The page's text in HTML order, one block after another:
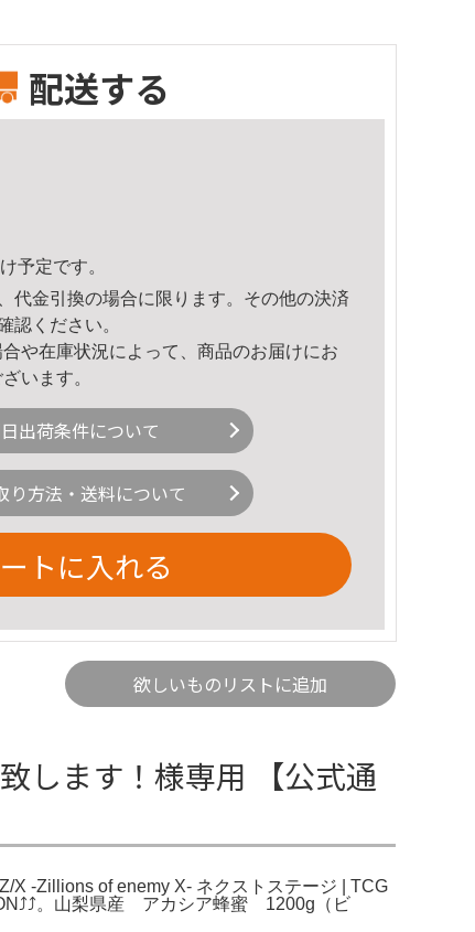
配送する
予定です。
代金引換の場合に限ります。その他の決済
認ください。
や在庫状況によって、商品のお届けにお
います。
出荷条件について
り方法・送料について
トに入れる
欲しいものリストに追加
します！様専用 【公式通
-Zillions of enemy X- ネクストステージ | TCG
。山梨県産 アカシア蜂蜜 1200g（ビ